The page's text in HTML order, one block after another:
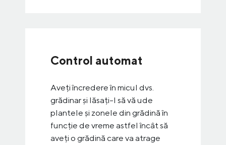
Control automat
Aveți încredere în micul dvs.
grădinar și lăsați-l să vă ude
plantele și zonele din grădină în
funcție de vreme astfel încât să
aveți o grădină care va atrage